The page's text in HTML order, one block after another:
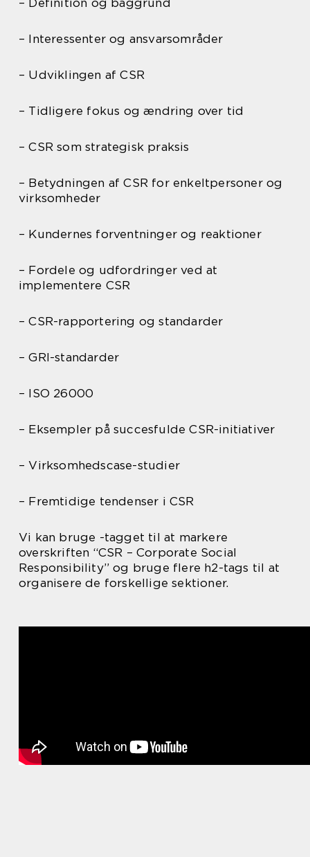
– Definition og baggrund
– Interessenter og ansvarsområder
– Udviklingen af CSR
– Tidligere fokus og ændring over tid
– CSR som strategisk praksis
– Betydningen af CSR for enkeltpersoner og
virksomheder
– Kundernes forventninger og reaktioner
– Fordele og udfordringer ved at
implementere CSR
– CSR-rapportering og standarder
– GRI-standarder
– ISO 26000
– Eksempler på succesfulde CSR-initiativer
– Virksomhedscase-studier
– Fremtidige tendenser i CSR
Vi kan bruge -tagget til at markere
overskriften “CSR – Corporate Social
Responsibility” og bruge flere h2-tags til at
organisere de forskellige sektioner.